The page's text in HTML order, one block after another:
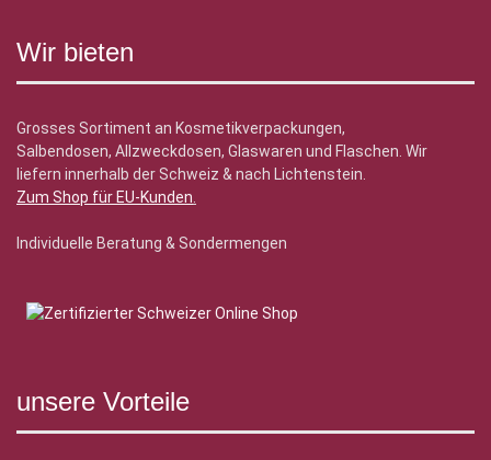
Wir bieten
Grosses Sortiment an Kosmetikverpackungen,
Salbendosen, Allzweckdosen, Glaswaren und Flaschen. Wir
liefern innerhalb der Schweiz & nach Lichtenstein.
Zum Shop für EU-Kunden.
Individuelle Beratung & Sondermengen
unsere Vorteile